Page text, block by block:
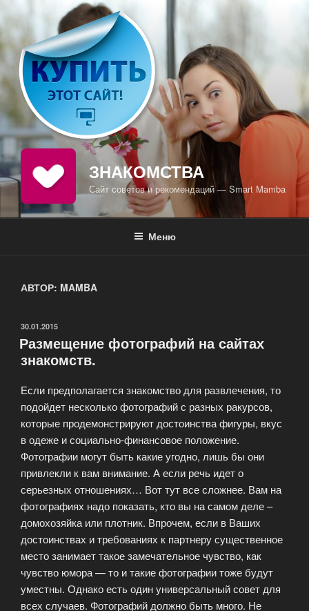
к
содержимому
ЗНАКОМСТВА
Сайт советов и рекомендаций — Smart Mamba
Меню
АВТОР: MAMBA
ОПУБЛИКОВАНО
30.01.2015
Размещение фотографий на сайтах
знакомств.
Если предполагается знакомство для развлечения, то
подойдет несколько фотографий с разных ракурсов,
которые продемонстрируют достоинства фигуры, вкус
в одеже и социально-финансовое положение.
Фотографии могут быть какие угодно, лишь бы они
привлекли к вам внимание. А если речь идет о
серьезных отношениях… Вот тут все сложнее. Вам на
фотографиях надо показать, кто вы на самом деле –
домохозяйка или плотник. Впрочем, если в Ваших
достоинствах и требованиях к партнеру существенное
место занимает такое замечательное чувство, как
чувство юмора — то и такие фотографии тоже будут
уместны. Однако есть один универсальный совет для
всех случаев. Фотографий должно быть много. Не